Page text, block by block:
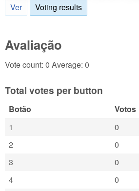
Ver Voting results
Avaliação
Vote count: 0 Average: 0
Total votes per button
Botão
Votos
1
0
2
0
3
0
4
0